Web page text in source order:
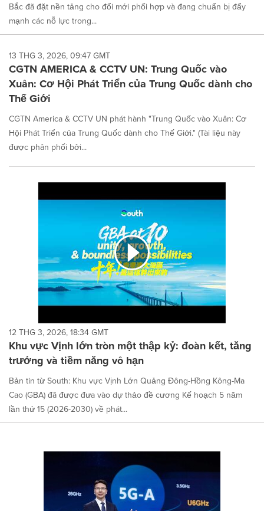
Bắc đã đặt nền tảng cho đổi mới phối hợp và đang chuẩn bị đẩy
mạnh các nỗ lực trong...
13 THG 3, 2026, 09:47 GMT
CGTN AMERICA & CCTV UN: Trung Quốc vào
Xuân: Cơ Hội Phát Triển của Trung Quốc dành cho
Thế Giới
CGTN America & CCTV UN phát hành "Trung Quốc vào Xuân: Cơ
Hội Phát Triển của Trung Quốc dành cho Thế Giới." (Tài liệu này
được phân phối bởi...
12 THG 3, 2026, 18:34 GMT
Khu vực Vịnh lớn tròn một thập kỷ: đoàn kết, tăng
trưởng và tiềm năng vô hạn
Bản tin từ South: Khu vực Vịnh Lớn Quảng Đông-Hồng Kông-Ma
Cao (GBA) đã được đưa vào dự thảo đề cương Kế hoạch 5 năm
lần thứ 15 (2026-2030) về phát...